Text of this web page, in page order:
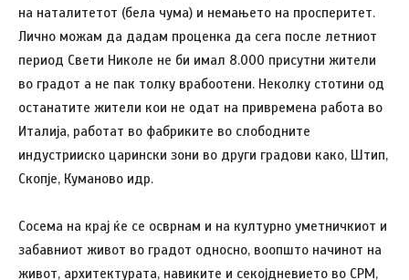
на наталитетот (бела чума) и немањето на просперитет.
Лично можам да дадам проценка да сега после летниот
период Свети Николе не би имал 8.000 присутни жители
во градот а не пак толку врабоотени. Неколку стотини од
останатите жители кои не одат на привремена работа во
Италија, работат во фабриките во слободните
индустрииско царински зони во други градови како, Штип,
Скопје, Куманово идр.
Сосема на крај ќе се осврнам и на културно уметничкиот и
забавниот живот во градот односно, воопшто начинот на
живот, архитектурата, навиките и секојдневието во СРМ,